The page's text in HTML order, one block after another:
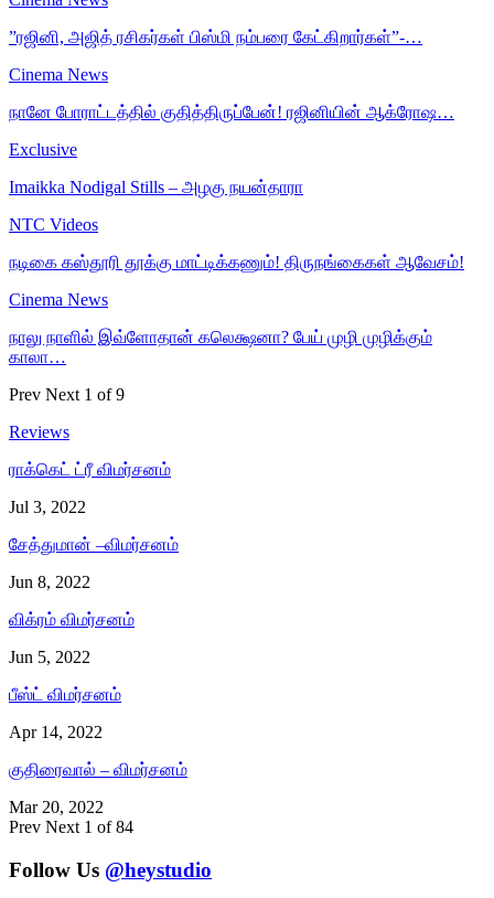
”ரஜினி, அஜித் ரசிகர்கள் பிஸ்மி நம்பரை கேட்கிறார்கள்”-…
Cinema News
நானே போராட்டத்தில் குதித்திருப்பேன்! ரஜினியின் ஆக்ரோஷ…
Exclusive
Imaikka Nodigal Stills – அழகு நயன்தாரா
NTC Videos
நடிகை கஸ்தூரி தூக்கு மாட்டிக்கணும்! திருநங்கைகள் ஆவேசம்!
Cinema News
நாலு நாளில் இவ்ளோதான் கலெக்ஷனா? பேய் முழி முழிக்கும்
காலா…
Prev Next 1 of 9
Reviews
ராக்கெட் ட்ரீ விமர்சனம்
Jul 3, 2022
சேத்துமான் –விமர்சனம்
Jun 8, 2022
விக்ரம் விமர்சனம்
Jun 5, 2022
பீஸ்ட் விமர்சனம்
Apr 14, 2022
குதிரைவால் – விமர்சனம்
Mar 20, 2022
Prev Next 1 of 84
Follow Us @heystudio